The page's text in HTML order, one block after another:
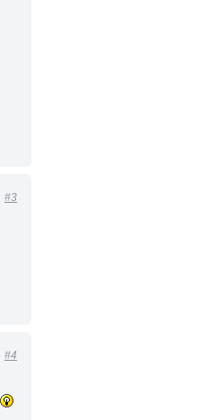
#3
#4